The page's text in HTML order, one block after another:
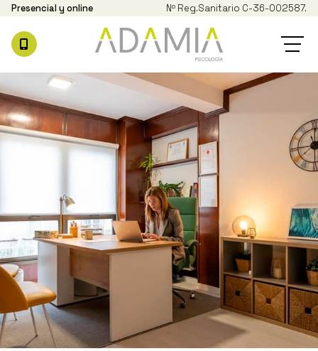
Presencial y online Nº Reg.Sanitario C-36-002587.